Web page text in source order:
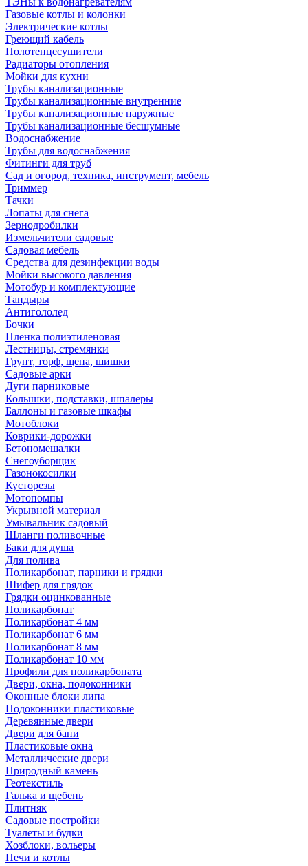
Газовые котлы и колонки
Электрические котлы
Греющий кабель
Полотенцесушители
Радиаторы отопления
Мойки для кухни
Трубы канализационные
Трубы канализационные внутренние
Трубы канализационные наружные
Трубы канализационные бесшумные
Водоснабжение
Трубы для водоснабжения
Фитинги для труб
Сад и огород, техника, инструмент, мебель
Триммер
Тачки
Лопаты для снега
Зернодробилки
Измельчители садовые
Садовая мебель
Средства для дезинфекции воды
Мойки высокого давления
Мотобур и комплектующие
Тандыры
Антигололед
Бочки
Пленка полиэтиленовая
Лестницы, стремянки
Грунт, торф, щепа, шишки
Садовые арки
Дуги парниковые
Колышки, подставки, шпалеры
Баллоны и газовые шкафы
Мотоблоки
Коврики-дорожки
Бетономешалки
Снегоуборщик
Газонокосилки
Кусторезы
Мотопомпы
Укрывной материал
Умывальник садовый
Шланги поливочные
Баки для душа
Для полива
Поликарбонат, парники и грядки
Шифер для грядок
Грядки оцинкованные
Поликарбонат
Поликарбонат 4 мм
Поликарбонат 6 мм
Поликарбонат 8 мм
Поликарбонат 10 мм
Профили для поликарбоната
Двери, окна, подоконники
Оконные блоки липа
Подоконники пластиковые
Деревянные двери
Двери для бани
Пластиковые окна
Металлические двери
Природный камень
Геотекстиль
Галька и щебень
Плитняк
Садовые постройки
Туалеты и будки
Хозблоки, вольеры
Печи и котлы